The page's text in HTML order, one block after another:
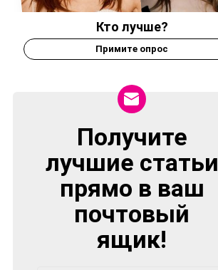
Кто лучше?
Примите опрос
NEWSLETTER
Получите
лучшие статьи
прямо в ваш
почтовый
ящик!